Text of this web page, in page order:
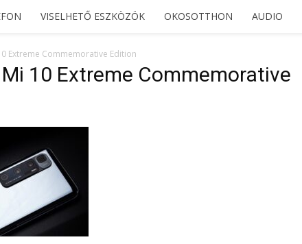
VISELHETŐ ESZKÖZÖK OKOSOTTHON AUDIO
Extreme Commemorative Edition
10 Extreme Commemorative